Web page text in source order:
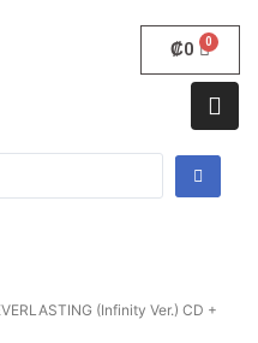
₡0
(Infinity Ver.) CD +